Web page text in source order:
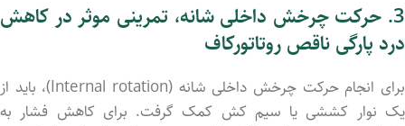
3. حرکت چرخش داخلی شانه، تمرینی موثر در کاهش
درد پارگی ناقص روتاتورکاف
برای انجام حرکت چرخش داخلی شانه (Internal rotation)، باید از
یک نوار کششی یا سیم کش کمک گرفت. برای کاهش فشار به